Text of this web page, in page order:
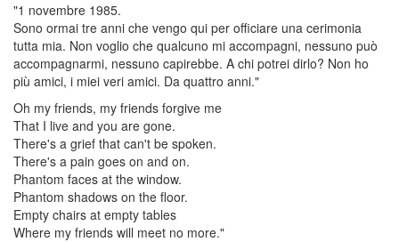
"1 novembre 1985.
Sono ormai tre anni che vengo qui per officiare una cerimonia
tutta mia. Non voglio che qualcuno mi accompagni, nessuno può
accompagnarmi, nessuno capirebbe. A chi potrei dirlo? Non ho
più amici, i miei veri amici. Da quattro anni."
Oh my friends, my friends forgive me
That I live and you are gone.
There's a grief that can't be spoken.
There's a pain goes on and on.
Phantom faces at the window.
Phantom shadows on the floor.
Empty chairs at empty tables
Where my friends will meet no more."